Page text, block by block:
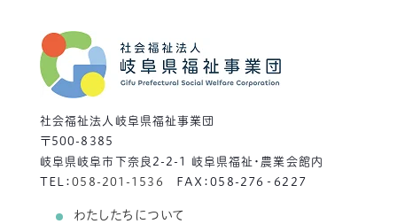
社会福祉法人岐阜県福祉事業団
〒500-8385
岐阜県岐阜市下奈良2-2-1 岐阜県福祉・農業会館内
TEL：058-201-1536 FAX：058-276‐6227
わたしたちについて